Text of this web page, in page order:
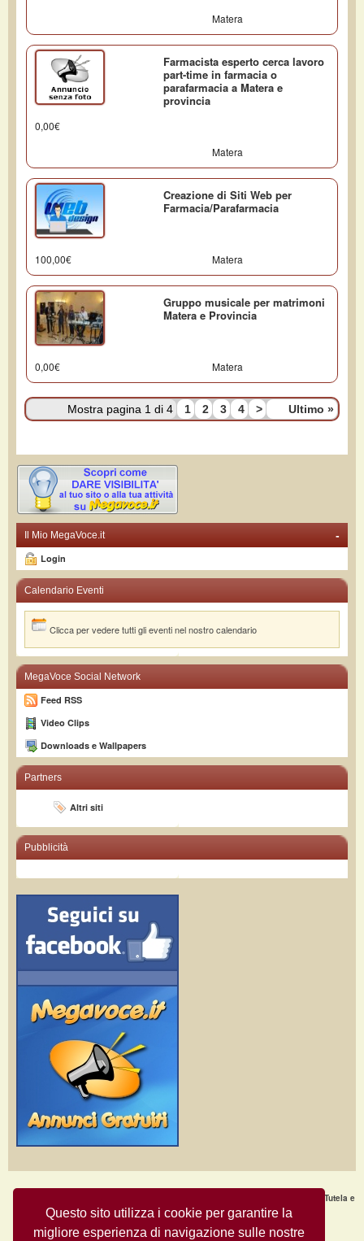
Questo sito utilizza i cookie per garantire la
migliore esperienza di navigazione sulle nostre
Matera
Farmacista esperto cerca lavoro
part-time in farmacia o
parafarmacia a Matera e
provincia
0,00€
Matera
Creazione di Siti Web per
Farmacia/Parafarmacia
100,00€ Matera
Gruppo musicale per matrimoni
Matera e Provincia
0,00€ Matera
Mostra pagina 1 di 4 1 2 3 4 > Ultimo »
-
Il Mio MegaVoce.it
Login
Calendario Eventi
Clicca per vedere tutti gli eventi nel nostro calendario
MegaVoce Social Network
Feed RSS
Video Clips
Downloads e Wallpapers
Partners
Altri siti
Pubblicità
Tutela e
Sicurezza·Privacy·Aiuto
Annunci Gratuiti © Copyright 2009MegaVoce.it - All Rights Reserved.